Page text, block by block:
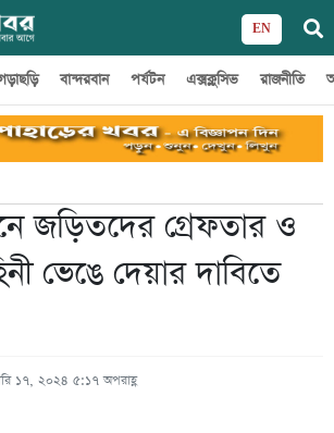
EN
বান্দরবান পর্যটন এক্সক্লুসিভ রাজনীতি
জড়িতদের গ্রেফতার ও
ভেঙে দেয়ার দাবিতে
১৭, ২০২৪ ৫:১৭ অপরাহ্ণ